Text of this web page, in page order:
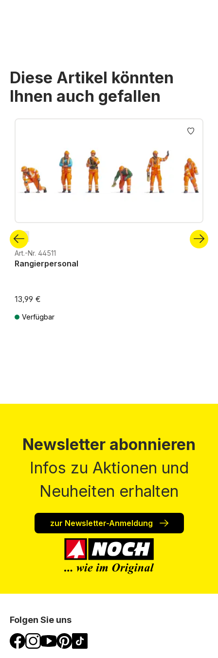
Diese Artikel könnten
Ihnen auch gefallen
Produktgalerie überspringen
Z
Art.-Nr. 44511
Rangierpersonal
13,99 €
Verfügbar
Newsletter abonnieren
Infos zu Aktionen und
Neuheiten erhalten
zur Newsletter-Anmeldung
Folgen Sie uns